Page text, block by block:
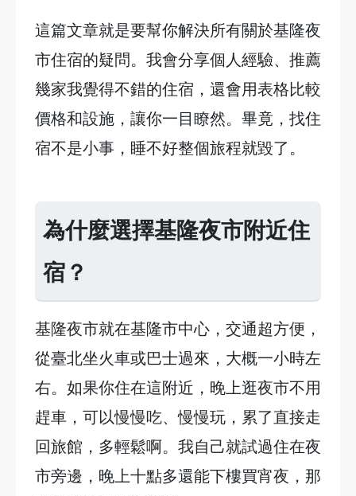
這篇文章就是要幫你解決所有關於基隆夜
市住宿的疑問。我會分享個人經驗、推薦
幾家我覺得不錯的住宿，還會用表格比較
價格和設施，讓你一目瞭然。畢竟，找住
宿不是小事，睡不好整個旅程就毀了。
為什麼選擇基隆夜市附近住
宿？
基隆夜市就在基隆市中心，交通超方便，
從臺北坐火車或巴士過來，大概一小時左
右。如果你住在這附近，晚上逛夜市不用
趕車，可以慢慢吃、慢慢玩，累了直接走
回旅館，多輕鬆啊。我自己就試過住在夜
市旁邊，晚上十點多還能下樓買宵夜，那